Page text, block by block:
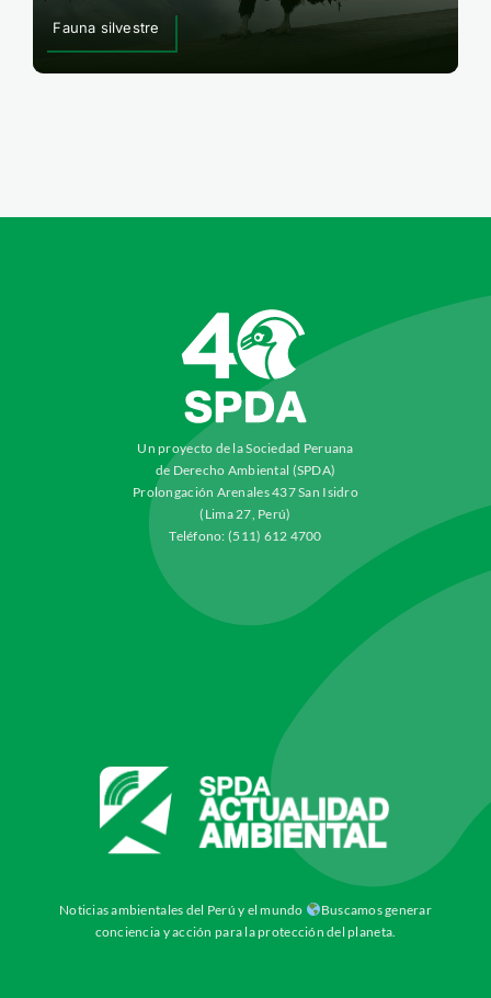
Fauna silvestre
Un proyecto de la Sociedad Peruana
de Derecho Ambiental (SPDA)
Prolongación Arenales 437 San Isidro
(Lima 27, Perú)
Teléfono: (511) 612 4700
Noticias ambientales del Perú y el mundo
Buscamos generar
conciencia y acción para la protección del planeta.